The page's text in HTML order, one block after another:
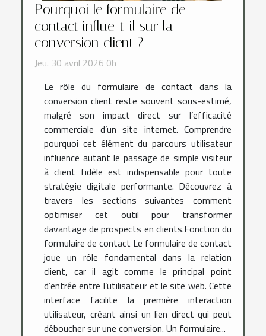
Pourquoi le formulaire de
contact influe-t-il sur la
conversion client ?
Jeu. 30 avril 2026 0h
Le rôle du formulaire de contact dans la
conversion client reste souvent sous-estimé,
malgré son impact direct sur l’efficacité
commerciale d’un site internet. Comprendre
pourquoi cet élément du parcours utilisateur
influence autant le passage de simple visiteur
à client fidèle est indispensable pour toute
stratégie digitale performante. Découvrez à
travers les sections suivantes comment
optimiser cet outil pour transformer
davantage de prospects en clients.Fonction du
formulaire de contact Le formulaire de contact
joue un rôle fondamental dans la relation
client, car il agit comme le principal point
d’entrée entre l’utilisateur et le site web. Cette
interface facilite la première interaction
utilisateur, créant ainsi un lien direct qui peut
déboucher sur une conversion. Un formulaire...